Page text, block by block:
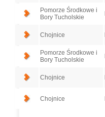
Pomorze Środkowe i
Bory Tucholskie
Chojnice
Pomorze Środkowe i
Bory Tucholskie
Chojnice
Chojnice